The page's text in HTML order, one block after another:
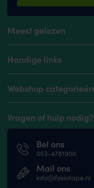
Meest gelezen
Handige links
Webshop categorieën
Vragen of hulp nodig?
Bel ons
053-4781900
Mail ons
info@fysiotape.nl